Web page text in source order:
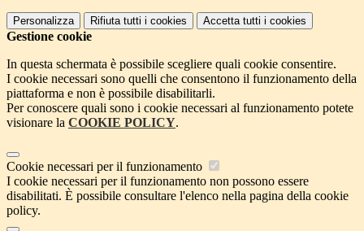
Personalizza Rifiuta tutti i cookies Accetta tutti i cookies
Gestione cookie
In questa schermata è possibile scegliere quali cookie consentire.
I cookie necessari sono quelli che consentono il funzionamento della
piattaforma e non è possibile disabilitarli.
Per conoscere quali sono i cookie necessari al funzionamento potete
visionare la COOKIE POLICY.
Cookie necessari per il funzionamento
I cookie necessari per il funzionamento non possono essere
disabilitati. È possibile consultare l'elenco nella pagina della cookie
policy.